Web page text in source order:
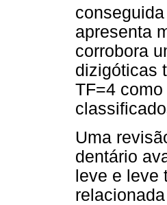
apresenta
corrobora
dizigóticas
TF=4
Uma
dentário
leve e leve